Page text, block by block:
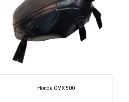
Honda CMX 500